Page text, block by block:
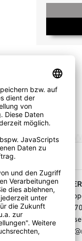
Molten
Wiesenstr.
40549
E-Mail: